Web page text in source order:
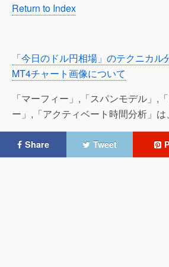
Return to Index
「今日のドル円相場」のテクニカ
MT4チャート画像について
「マーフィー」,「スパンモデル」,
ー」,「アクティベート時間分析」は
Share Tweet